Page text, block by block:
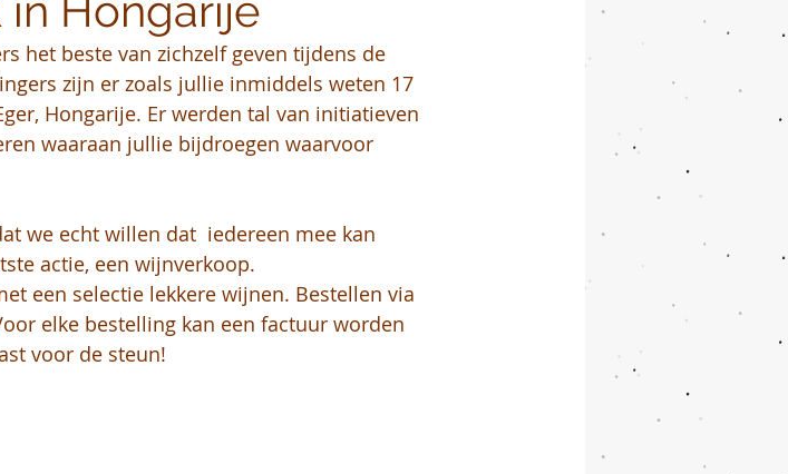
Hongarije
het beste van zichzelf geven tijdens de
zijn er zoals jullie inmiddels weten 17
Hongarije. Er werden tal van initiatieven
waaraan jullie bijdroegen waarvoor
we echt willen dat  iedereen mee kan
actie, een wijnverkoop.
een selectie lekkere wijnen. Bestellen via
elke bestelling kan een factuur worden
voor de steun!